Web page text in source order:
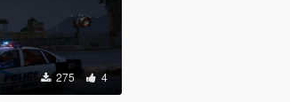
275 4